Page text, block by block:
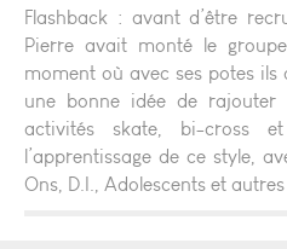
Flashback : avant d’être
Pierre avait monté le
moment où avec ses potes
une bonne idée de rajouter
activités skate, bi-cross
l’apprentissage de ce style,
Ons, D.I., Adolescents et autres